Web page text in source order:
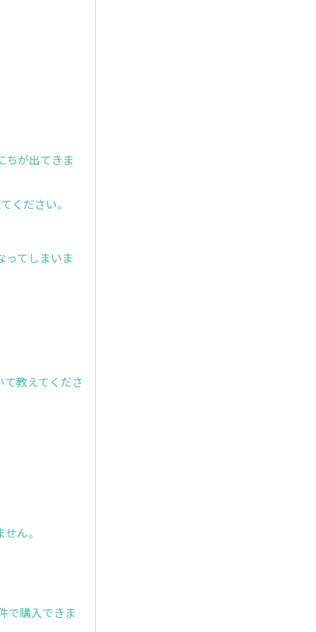
ちが出てきま
ください。
ってしまいま
教えてくださ
ん。
で購入できま